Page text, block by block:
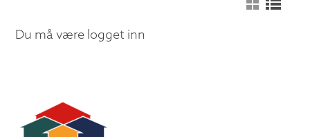
Du må være logget inn